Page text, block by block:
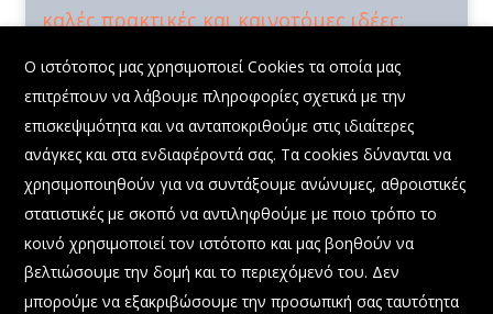
καλές πρακτικές και καινοτόμες ιδέες:
Ελευσίνας στο πλαίσιο του ευρωπαϊκού έργου EXCEED
30 Οκτωβρίου, 2025
Συμμετοχή Διευθύνοντος Συμβούλου Ο.Λ.Ε. ΑΕ
στην εκδήλωση: «Η Δύναμη της Θάλασσας:
Προοπτικές και Ευκαιρίες για το Μέλλον»
22 Σεπτεμβρίου, 2025
Ο ιστότοπος μας χρησιμοποιεί Cookies τα οποία μας
επιτρέπουν να λάβουμε πληροφορίες σχετικά με την
επισκεψιμότητα και να ανταποκριθούμε στις ιδιαίτερες
ανάγκες και στα ενδιαφέροντά σας. Τα cookies δύνανται να
χρησιμοποιηθούν για να συντάξουμε ανώνυμες, αθροιστικές
στατιστικές με σκοπό να αντιληφθούμε με ποιο τρόπο το
κοινό χρησιμοποιεί τον ιστότοπο και μας βοηθούν να
βελτιώσουμε την δομή και το περιεχόμενό του. Δεν
μπορούμε να εξακριβώσουμε την προσωπική σας ταυτότητα